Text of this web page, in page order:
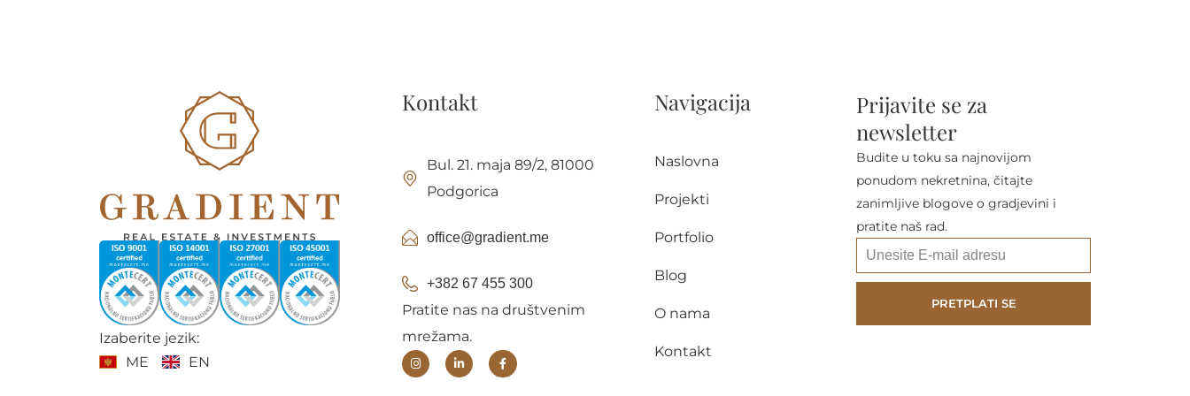
Izaberite jezik:
ME
EN
Kontakt
Bul. 21. maja 89/2, 81000
Podgorica
office@gradient.me
+382 67 455 300
Pratite nas na društvenim
mrežama.
Navigacija
Naslovna
Projekti
Portfolio
Blog
O nama
Kontakt
Prijavite se za
newsletter
Budite u toku sa najnovijom
ponudom nekretnina, čitajte
zanimljive blogove o gradjevini i
pratite naš rad.
PRETPLATI SE